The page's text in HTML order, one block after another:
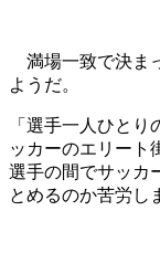
満場一致で決ま
ようだ。
「選手一人ひと
ッカーのエリート
選手の間でサッカ
とめるのか苦労し